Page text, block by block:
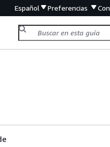
Español Preferencias